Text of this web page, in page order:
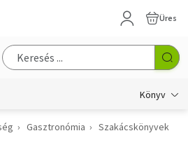
Üres
Könyv
Gasztronómia
Szakácskönyvek